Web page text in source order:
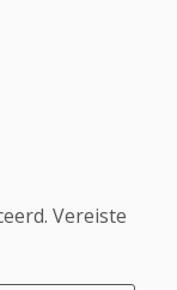
Vereiste